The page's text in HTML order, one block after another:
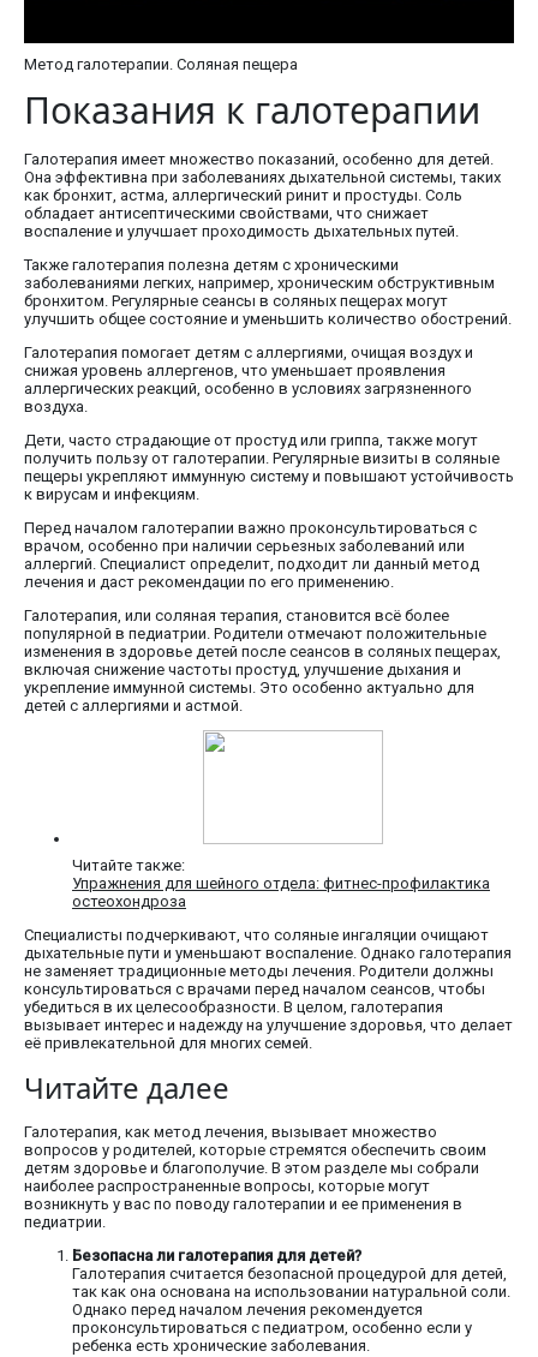
Метод галотерапии. Соляная пещера
Показания к галотерапии
Галотерапия имеет множество показаний, особенно для детей.
Она эффективна при заболеваниях дыхательной системы, таких
как бронхит, астма, аллергический ринит и простуды. Соль
обладает антисептическими свойствами, что снижает
воспаление и улучшает проходимость дыхательных путей.
Также галотерапия полезна детям с хроническими
заболеваниями легких, например, хроническим обструктивным
бронхитом. Регулярные сеансы в соляных пещерах могут
улучшить общее состояние и уменьшить количество обострений.
Галотерапия помогает детям с аллергиями, очищая воздух и
снижая уровень аллергенов, что уменьшает проявления
аллергических реакций, особенно в условиях загрязненного
воздуха.
Дети, часто страдающие от простуд или гриппа, также могут
получить пользу от галотерапии. Регулярные визиты в соляные
пещеры укрепляют иммунную систему и повышают устойчивость
к вирусам и инфекциям.
Перед началом галотерапии важно проконсультироваться с
врачом, особенно при наличии серьезных заболеваний или
аллергий. Специалист определит, подходит ли данный метод
лечения и даст рекомендации по его применению.
Галотерапия, или соляная терапия, становится всё более
популярной в педиатрии. Родители отмечают положительные
изменения в здоровье детей после сеансов в соляных пещерах,
включая снижение частоты простуд, улучшение дыхания и
укрепление иммунной системы. Это особенно актуально для
детей с аллергиями и астмой.
Читайте также:
Упражнения для шейного отдела: фитнес-профилактика
остеохондроза
Специалисты подчеркивают, что соляные ингаляции очищают
дыхательные пути и уменьшают воспаление. Однако галотерапия
не заменяет традиционные методы лечения. Родители должны
консультироваться с врачами перед началом сеансов, чтобы
убедиться в их целесообразности. В целом, галотерапия
вызывает интерес и надежду на улучшение здоровья, что делает
её привлекательной для многих семей.
Читайте далее
Галотерапия, как метод лечения, вызывает множество
вопросов у родителей, которые стремятся обеспечить своим
детям здоровье и благополучие. В этом разделе мы собрали
наиболее распространенные вопросы, которые могут
возникнуть у вас по поводу галотерапии и ее применения в
педиатрии.
Безопасна ли галотерапия для детей?
Галотерапия считается безопасной процедурой для детей,
так как она основана на использовании натуральной соли.
Однако перед началом лечения рекомендуется
проконсультироваться с педиатром, особенно если у
ребенка есть хронические заболевания.